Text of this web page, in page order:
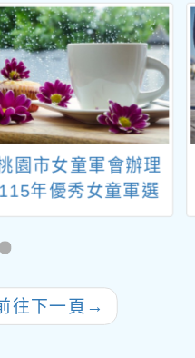
園市女童軍會辦理
115年優秀女童軍選
及獎勵辦法一案，
符合資格者踴躍報
往下一頁 →